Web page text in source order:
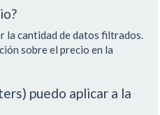
la cantidad de datos filtrados.
sobre el precio en la
puedo aplicar a la